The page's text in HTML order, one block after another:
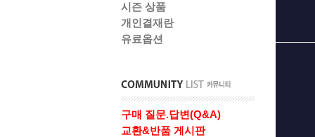
시즌 상품
개인결재란
유료옵션
구매 질문.답변(Q&A)
교환&반품 게시판